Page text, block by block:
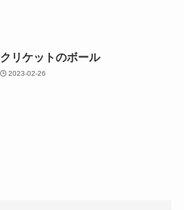
クリケットのボール
2023-02-26